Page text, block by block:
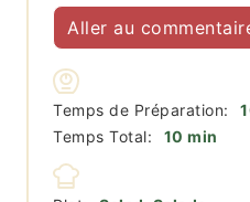
Aller au
Temps de Préparation:
Temps Total:
10 minutes
min